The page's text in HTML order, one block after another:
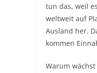
tun das, weil
weltweit auf
Ausland her.
kommen
Warum